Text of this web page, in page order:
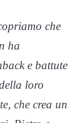
che
ha
e battute
loro
che crea un